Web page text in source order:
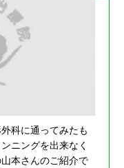
科に通ってみたも
ニングを出来なく
本さんのご紹介で